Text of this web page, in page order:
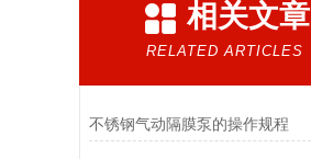
相关文章
RELATED ARTICLES
不锈钢气动隔膜泵的操作规程